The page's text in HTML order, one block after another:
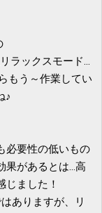
ラックスモード…
もう～作業してい
♪
必要性の低いもの
果があるとは…高
ました！
ありますが、リ